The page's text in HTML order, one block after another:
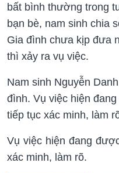
bất bình thường trong
bạn bè, nam sinh chia
Gia đình chưa kịp đưa
thì xảy ra vụ việc.
Nam sinh Nguyễn
đình. Vụ việc hiện
tiếp tục xác minh, làm
Vụ việc hiện đang
xác minh, làm rõ.